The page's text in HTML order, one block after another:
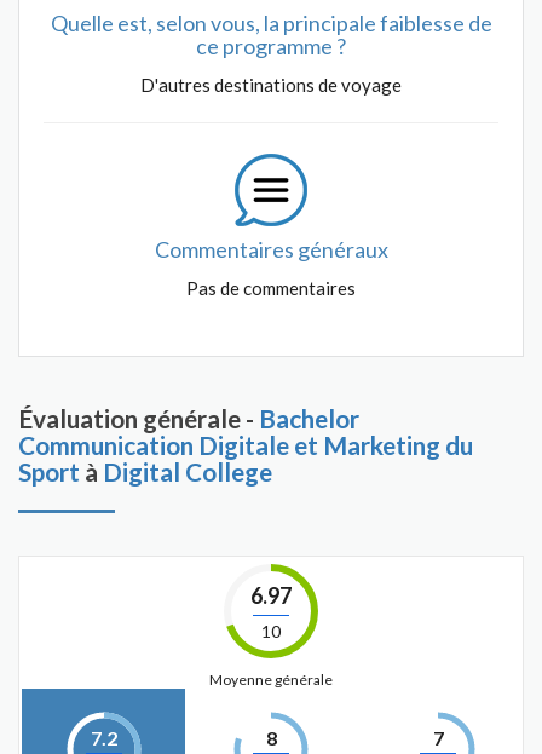
Quelle est, selon vous, la principale faiblesse de
ce programme ?
D'autres destinations de voyage
Commentaires généraux
Pas de commentaires
Évaluation générale - Bachelor
Communication Digitale et Marketing du
Sport à Digital College
6.97
10
Moyenne générale
7.2 8 7